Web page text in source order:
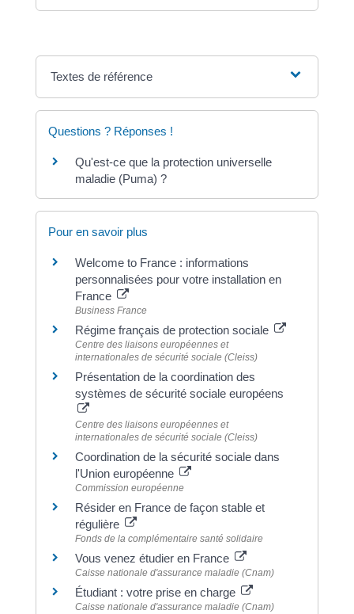
Textes de référence
Questions ? Réponses !
Qu'est-ce que la protection universelle
maladie (Puma) ?
Pour en savoir plus
Welcome to France : informations
personnalisées pour votre installation en
France
Business France
Régime français de protection sociale
Centre des liaisons européennes et
internationales de sécurité sociale (Cleiss)
Présentation de la coordination des
systèmes de sécurité sociale européens
Centre des liaisons européennes et
internationales de sécurité sociale (Cleiss)
Coordination de la sécurité sociale dans
l'Union européenne
Commission européenne
Résider en France de façon stable et
régulière
Fonds de la complémentaire santé solidaire
Vous venez étudier en France
Caisse nationale d'assurance maladie (Cnam)
Étudiant : votre prise en charge
Caisse nationale d'assurance maladie (Cnam)